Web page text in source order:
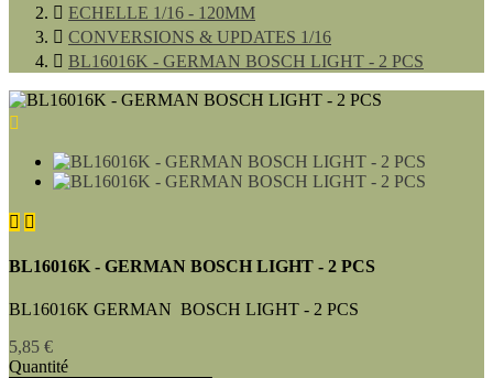
 ECHELLE 1/16 - 120MM
 CONVERSIONS & UPDATES 1/16
 BL16016K - GERMAN BOSCH LIGHT - 2 PCS

 
BL16016K - GERMAN BOSCH LIGHT - 2 PCS
BL16016K GERMAN BOSCH LIGHT - 2 PCS
5,85 €
Quantité